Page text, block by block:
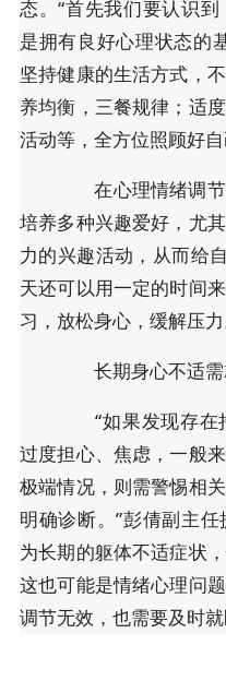
态。“首先我们要认识
是拥有良好心理状态的
坚持健康的生活方式，
养均衡，三餐规律；适
活动等，全方位照顾好自
在心理情绪调节
培养多种兴趣爱好，尤
力的兴趣活动，从而给
天还可以用一定的时间
习，放松身心，缓解压力
长期身心不适需
“如果发现存在
过度担心、焦虑，一般
极端情况，则需警惕相
明确诊断。”彭倩副主
为长期的躯体不适症状
这也可能是情绪心理问
调节无效，也需要及时就